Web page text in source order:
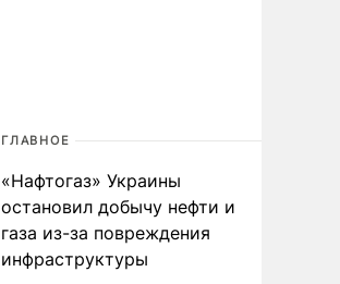
ГЛАВНОЕ
«Нафтогаз» Украины
остановил добычу нефти и
газа из-за повреждения
инфраструктуры